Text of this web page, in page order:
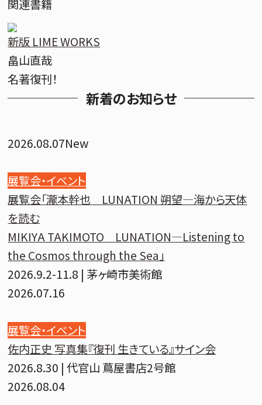
関連書籍
新版 LIME WORKS
畠山直哉
名著復刊！
新着のお知らせ
2026.08.07New
展覧会・イベント
展覧会「瀧本幹也 LUNATION 朔望―海から天体
を読む
MIKIYA TAKIMOTO LUNATION—Listening to
the Cosmos through the Sea」
2026.9.2-11.8 | 茅ヶ崎市美術館
2026.07.16
展覧会・イベント
佐内正史 写真集『復刊 生きている』サイン会
2026.8.30 | 代官山 蔦屋書店2号館
2026.08.04